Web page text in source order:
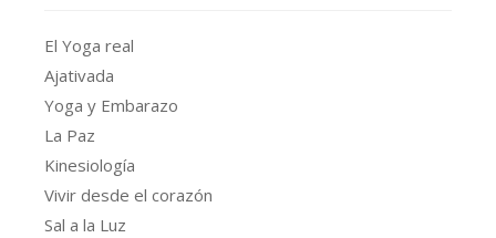
El Yoga real
Ajativada
Yoga y Embarazo
La Paz
Kinesiología
Vivir desde el corazón
Sal a la Luz